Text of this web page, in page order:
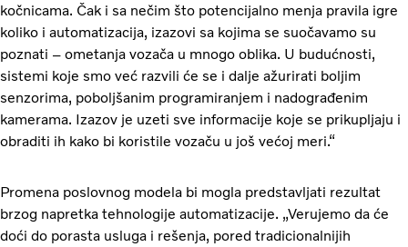
kočnicama. Čak i sa nečim što potencijalno menja pravila igre
koliko i automatizacija, izazovi sa kojima se suočavamo su
poznati – ometanja vozača u mnogo oblika. U budućnosti,
sistemi koje smo već razvili će se i dalje ažurirati boljim
senzorima, poboljšanim programiranjem i nadograđenim
kamerama. Izazov je uzeti sve informacije koje se prikupljaju i
obraditi ih kako bi koristile vozaču u još većoj meri.“
Promena poslovnog modela bi mogla predstavljati rezultat
brzog napretka tehnologije automatizacije. „Verujemo da će
doći do porasta usluga i rešenja, pored tradicionalnijih